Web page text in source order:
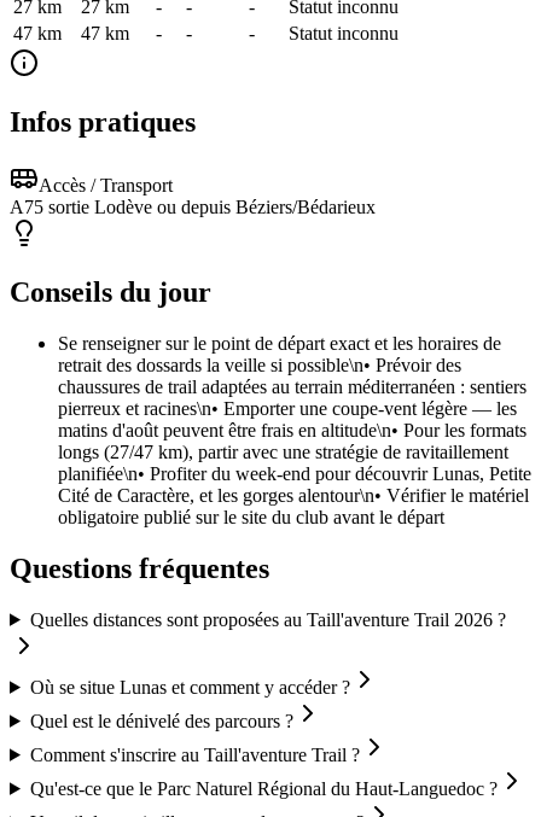
27 km
27 km - - -
Statut inconnu
47 km
47 km - - - Statut inconnu
Infos pratiques
Accès / Transport
A75 sortie Lodève ou depuis Béziers/Bédarieux
Conseils du jour
Se renseigner sur le point de départ exact et les horaires de
retrait des dossards la veille si possible\n• Prévoir des
chaussures de trail adaptées au terrain méditerranéen : sentiers
pierreux et racines\n• Emporter une coupe-vent légère — les
matins d'août peuvent être frais en altitude\n• Pour les formats
longs (27/47 km), partir avec une stratégie de ravitaillement
planifiée\n• Profiter du week-end pour découvrir Lunas, Petite
Cité de Caractère, et les gorges alentour\n• Vérifier le matériel
obligatoire publié sur le site du club avant le départ
Questions fréquentes
Quelles distances sont proposées au Taill'aventure Trail 2026 ?
Où se situe Lunas et comment y accéder ?
Quel est le dénivelé des parcours ?
Comment s'inscrire au Taill'aventure Trail ?
Qu'est-ce que le Parc Naturel Régional du Haut-Languedoc ?